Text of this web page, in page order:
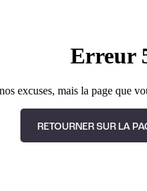
Erreur
excuses, mais la page que
RETOURNER SUR LA